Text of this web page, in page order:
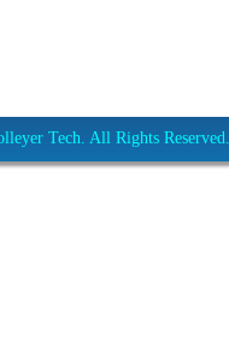
Tech. All Rights Reserved.